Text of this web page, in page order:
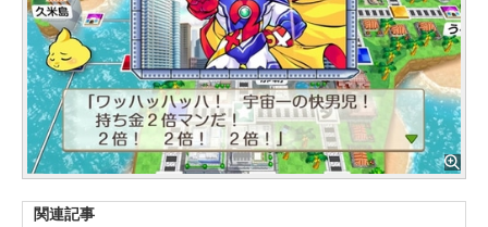
関連記事